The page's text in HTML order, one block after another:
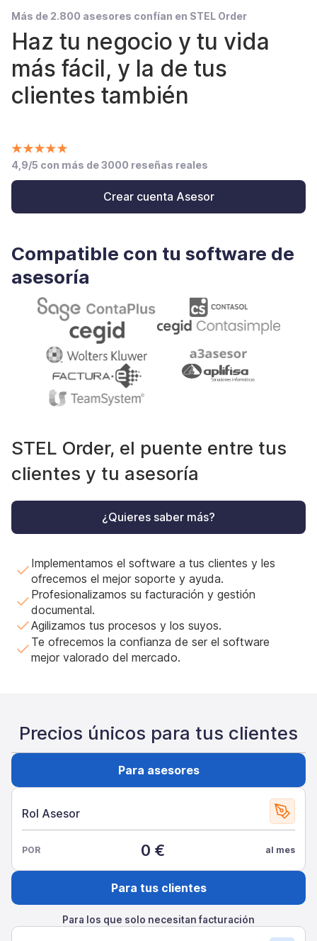
Más de 2.800 asesores confían en STEL Order
Haz tu negocio y tu vida
más fácil, y la de tus
clientes también
4,9/5 con más de 3000 reseñas reales
Crear cuenta Asesor
Compatible con tu software de
asesoría
STEL Order, el puente entre tus
clientes y tu asesoría
¿Quieres saber más?
Implementamos el software a tus clientes y les
ofrecemos el mejor soporte y ayuda.
Profesionalizamos su facturación y gestión
documental.
Agilizamos tus procesos y los suyos.
Te ofrecemos la confianza de ser el software
mejor valorado del mercado.
Precios únicos para tus clientes
Para asesores
Rol Asesor
POR 0 € al mes
Para tus clientes
Para los que solo necesitan facturación